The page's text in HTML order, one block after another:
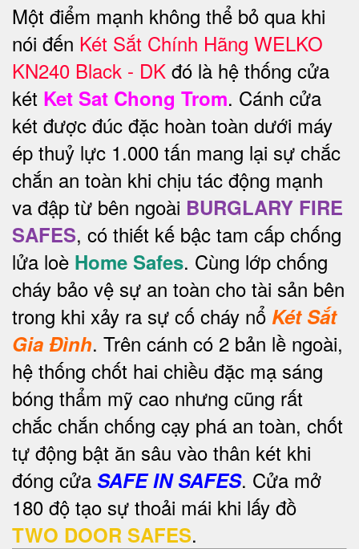
Một điểm mạnh không thể bỏ qua khi
nói đến Két Sắt Chính Hãng WELKO
KN240 Black - DK đó là hệ thống cửa
két Ket Sat Chong Trom. Cánh cửa
két được đúc đặc hoàn toàn dưới máy
ép thuỷ lực 1.000 tấn mang lại sự chắc
chắn an toàn khi chịu tác động mạnh
va đập từ bên ngoài BURGLARY FIRE
SAFES, có thiết kế bậc tam cấp chống
lửa loè Home Safes. Cùng lớp chống
cháy bảo vệ sự an toàn cho tài sản bên
trong khi xảy ra sự cố cháy nổ Két Sắt
Gia Đình. Trên cánh có 2 bản lề ngoài,
hệ thống chốt hai chiều đặc mạ sáng
bóng thẩm mỹ cao nhưng cũng rất
chắc chắn chống cạy phá an toàn, chốt
tự động bật ăn sâu vào thân két khi
đóng cửa SAFE IN SAFES. Cửa mở
180 độ tạo sự thoải mái khi lấy đồ
TWO DOOR SAFES.